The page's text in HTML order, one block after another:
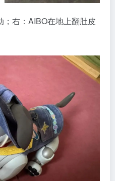
右：AIBO在地上翻肚皮